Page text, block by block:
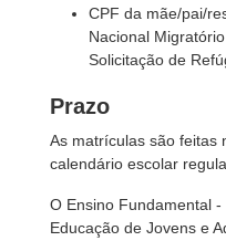
CPF da mãe/pai/
Nacional
Solicitação de
Prazo
As matrículas são feitas
calendário escolar
O Ensino Fundamental -
Educação de Jovens e